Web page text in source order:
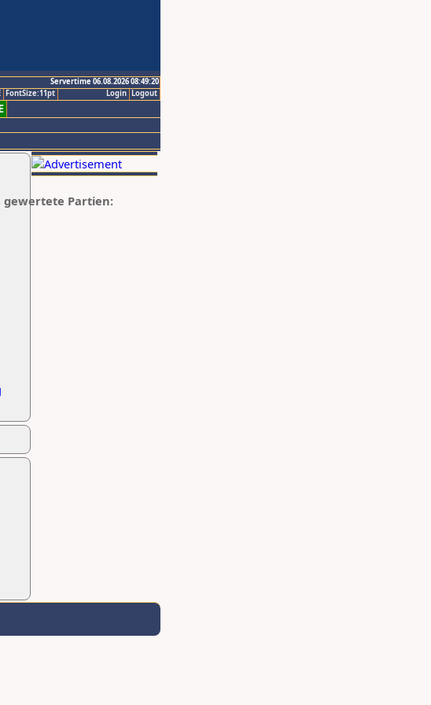
Servertime 06.08.2026 08:49:20
Logout
Login
FontSize:11pt
gewertete Partien: